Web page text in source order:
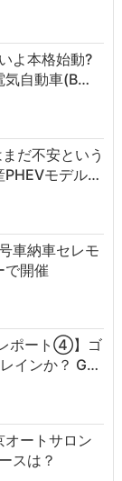
よ本格始動?
気自動車(B…
だ不安という
PHEVモデル…
車納車セレモ
で開催
レポート④】ゴ
インか？ G…
オートサロン
スは？